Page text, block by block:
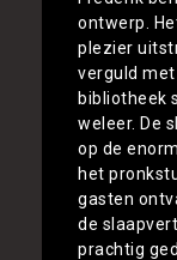
ontwerp.
plezier
verguld met
bibliotheek
weleer. De
op de
het
gasten
de
prachtig